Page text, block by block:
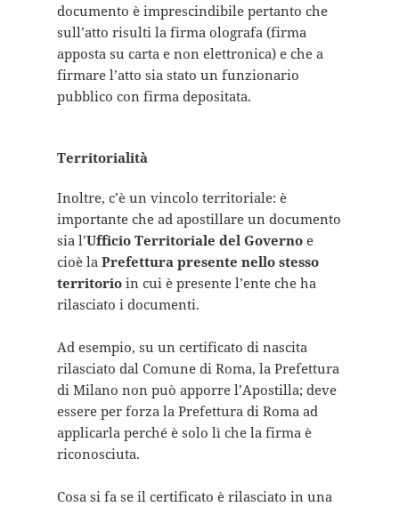
documento è imprescindibile pertanto che
sull’atto risulti la firma olografa (firma
apposta su carta e non elettronica) e che a
firmare l’atto sia stato un funzionario
pubblico con firma depositata.
Territorialità
Inoltre, c’è un vincolo territoriale: è
importante che ad apostillare un documento
sia l’Ufficio Territoriale del Governoe
cioè la Prefettura presente nello stesso
territorioin cui è presente l’ente che ha
rilasciato i documenti.
Ad esempio, su un certificato di nascita
rilasciato dal Comune di Roma, la Prefettura
di Milano non può apporre l’Apostilla; deve
essere per forza la Prefettura di Roma ad
applicarla perché è solo lì che la firma è
riconosciuta.
Cosa si fa se il certificato è rilasciato in una